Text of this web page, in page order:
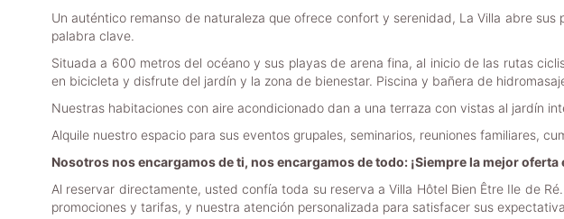
Un auténtico remanso de naturaleza que ofrece confort y serenidad, La Villa abre
palabra clave.
Situada a 600 metros del océano y sus playas de arena fina, al inicio de las rutas
en bicicleta y disfrute del jardín y la zona de bienestar. Piscina y bañera de
Nuestras habitaciones con aire acondicionado dan a una terraza con vistas al jardín
Alquile nuestro espacio para sus eventos grupales, seminarios, reuniones familiares,
Nosotros nos encargamos de ti, nos encargamos de todo: ¡Siempre la mejor oferta
Al reservar directamente, usted confía toda su reserva a Villa Hôtel Bien Être Ile de
promociones y tarifas, y nuestra atención personalizada para satisfacer sus